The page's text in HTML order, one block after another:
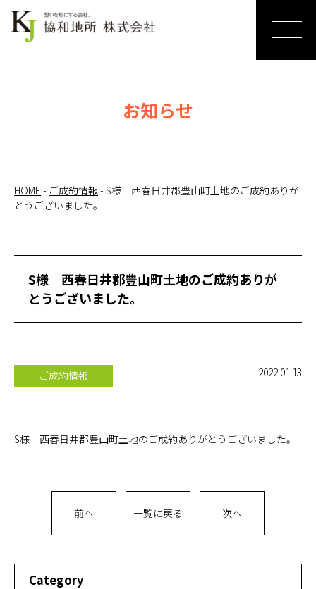
ホーム
サービス
紹介
お知らせ
HOME - ご成約情報 - S様 西春日井郡豊山町土地のご成約ありが
とうございました。
S様 西春日井郡豊山町土地のご成約ありが
とうございました。
ご成約情報 2022.01.13
S様 西春日井郡豊山町土地のご成約ありがとうございました。
前へ 一覧に戻る 次へ
Category